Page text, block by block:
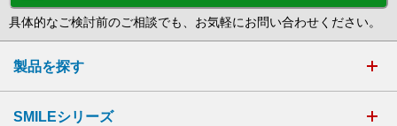
具体的なご検討前のご相談でも、お気軽にお問い合わせください。
製品を探す
SMILEシリーズ